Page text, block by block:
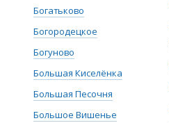
Богатьково
Богородецкое
Богуново
Большая Киселёнка
Большая Песочня
Большое Вишенье